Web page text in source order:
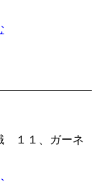
１１、ガーネ